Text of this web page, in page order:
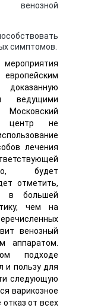
венозной
симптомов.
ведущими
центр не
лечения
будет
отметить,
в большей
чем на
венозный
аппаратом.
подходе
и пользу для
следующую
варикозное
от всех